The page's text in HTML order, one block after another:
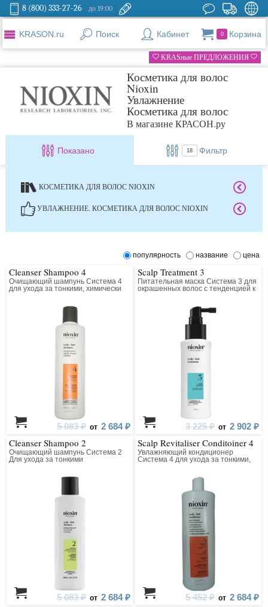
8 (800) 333-27-26 до 19:00
KRASON.ru Поиск Кабинет 0 Корзина
KRASные ПРЕДЛОЖЕНИЯ
Косметика для волос
Nioxin
Увлажнение
Косметика для волос
В магазине КРАСОН.ру
Показано 18 Фильтр
КОСМЕТИКА ДЛЯ ВОЛОС NIOXIN
УВЛАЖНЕНИЕ. КОСМЕТИКА ДЛЯ ВОЛОС NIOXIN
популярность название цена
Cleanser Shampoo 4
Очищающий шампунь Система 4
для ухода за тонкими, химически
5 083 ₽ от 2 684 ₽
Scalp Treatment 3
Питательная маска Система 3 для
окрашенных волос с тенденцией к
3 225 ₽ от 2 902 ₽
Cleanser Shampoo 2
Очищающий шампунь Система 2
Для ухода за тонкими
5 083 ₽ от 2 684 ₽
Scalp Revitaliser Conditoiner 4
Увлажняющий кондиционер
Система 4 для ухода за тонкими,
(заметно редеющими)
5 452 ₽ от 2 684 ₽